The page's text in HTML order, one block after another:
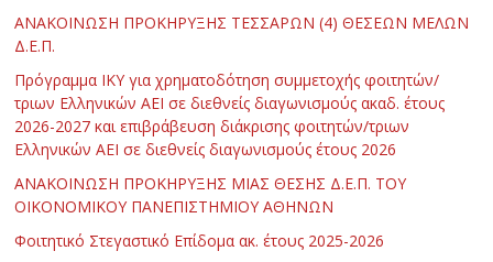
ΑΝΑΚΟΙΝΩΣΗ ΠΡΟΚΗΡΥΞΗΣ ΤΕΣΣΑΡΩΝ (4) ΘΕΣΕΩΝ ΜΕΛΩΝ
Δ.Ε.Π.
Πρόγραμμα ΙΚΥ για χρηματοδότηση συμμετοχής φοιτητών/
τριων Ελληνικών ΑΕΙ σε διεθνείς διαγωνισμούς ακαδ. έτους
2026-2027 και επιβράβευση διάκρισης φοιτητών/τριων
Ελληνικών ΑΕΙ σε διεθνείς διαγωνισμούς έτους 2026
ΑΝΑΚΟΙΝΩΣΗ ΠΡΟΚΗΡΥΞΗΣ ΜΙΑΣ ΘΕΣΗΣ Δ.Ε.Π. ΤΟΥ
ΟΙΚΟΝΟΜΙΚΟΥ ΠΑΝΕΠΙΣΤΗΜΙΟΥ ΑΘΗΝΩΝ
Φοιτητικό Στεγαστικό Επίδομα ακ. έτους 2025-2026